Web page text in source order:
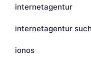
internetagentur
internetagentur
ionos